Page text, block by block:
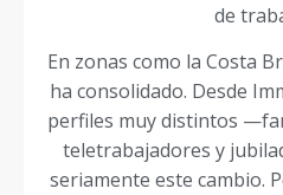
de
En zonas como la Costa
ha consolidado. Desde
perfiles muy distintos
teletrabajadores y
seriamente este cambio.